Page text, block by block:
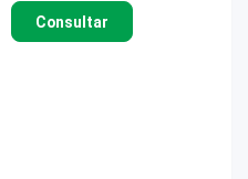
Consultar